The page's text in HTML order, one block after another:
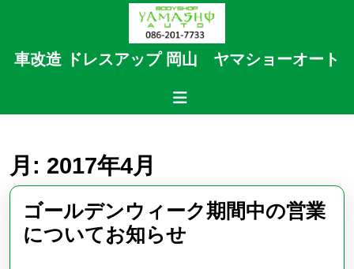
車改造 ドレスアップ 岡山 ヤマショーオート
月: 2017年4月
ゴールデンウィーク期間中の営業
についてお知らせ